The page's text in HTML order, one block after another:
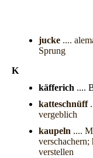
jucke ....
Sprung
K
käfferich ....
katteschnüff
vergeblich
kaupeln ....
verschachern;
verstellen